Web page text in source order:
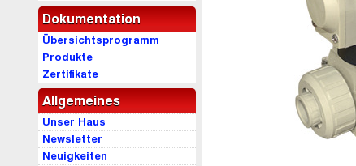
Dokumentation
Übersichtsprogramm
Produkte
Zertifikate
Allgemeines
Unser Haus
Newsletter
Neuigkeiten